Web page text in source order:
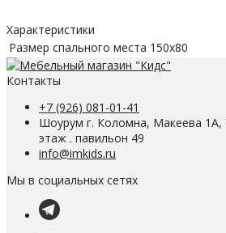
Характеристики
Размер спального места 150х80
Контакты
+7 (926) 081-01-41
Шоурум г. Коломна, Макеева 1А,
этаж . павильон 49
info@imkids.ru
Мы в социальных сетях